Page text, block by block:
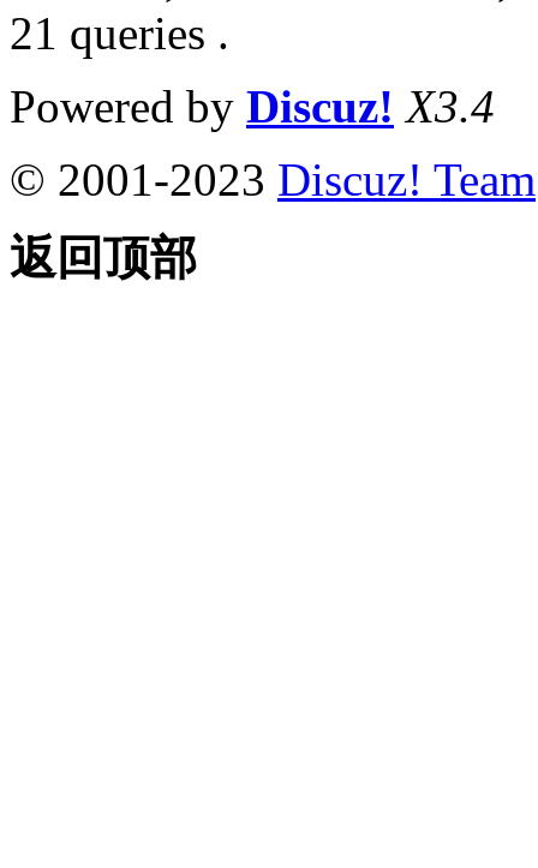
21 queries .
Powered by Discuz! X3.4
© 2001-2023 Discuz! Team
返回顶部